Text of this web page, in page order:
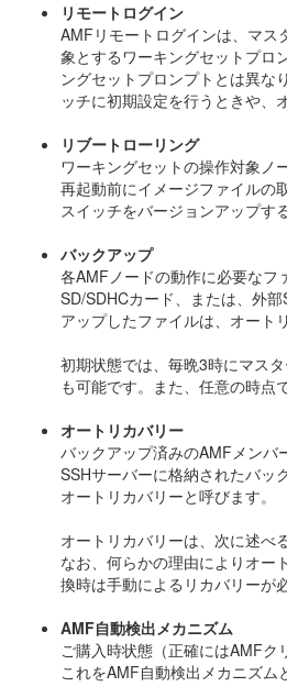
リモートログイン
AMFリモートログインは、マス
象とするワーキングセットプロ
ングセットプロンプトとは異な
ッチに初期設定を行うときや、
リブートローリング
ワーキングセットの操作対象ノ
再起動前にイメージファイルの
スイッチをバージョンアップす
バックアップ
各AMFノードの動作に必要なフ
SD/SDHCカード、または、外
アップしたファイルは、オート
初期状態では、毎晩3時にマス
も可能です。また、任意の時点
オートリカバリー
バックアップ済みのAMFメンバ
SSHサーバーに格納されたバッ
オートリカバリーと呼びます。
オートリカバリーは、次に述べ
なお、何らかの理由によりオー
換時は手動によるリカバリーが
AMF自動検出メカニズム
ご購入時状態（正確にはAMF
これをAMF自動検出メカニズム